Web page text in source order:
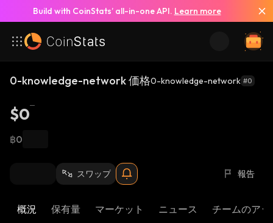
Build with CoinStats’ all-in-one API. Learn more
0-knowledge-network 価格0-knowledge-network #0
$0
฿0
スワップ 報告
概況 保有量 マーケット ニュース チームのア